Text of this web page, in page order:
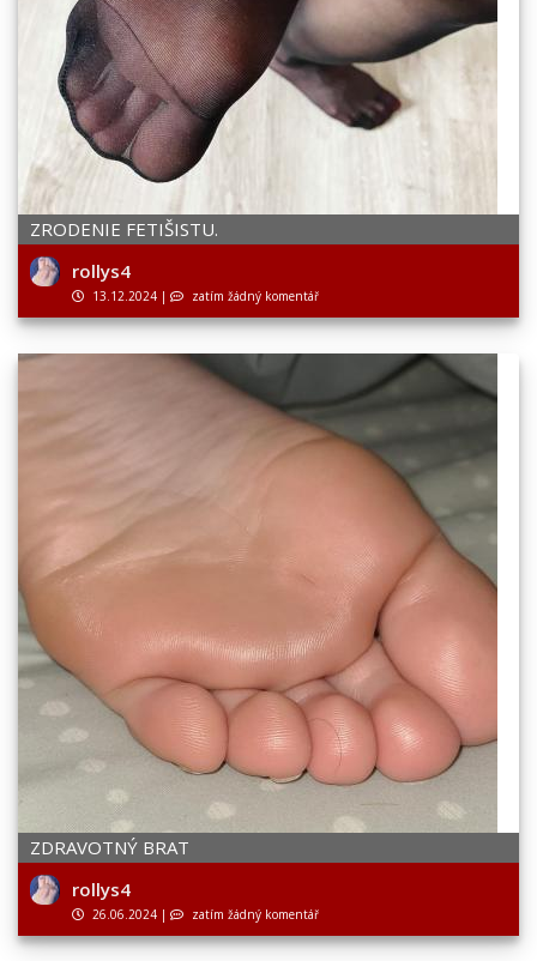
ZRODENIE FETIŠISTU.
rollys4
13.12.2024 | zatím žádný komentář
ZDRAVOTNÝ BRAT
rollys4
26.06.2024 | zatím žádný komentář